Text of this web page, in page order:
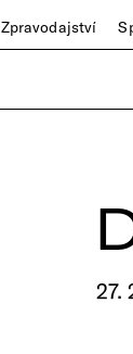
Zpravodajství
27.